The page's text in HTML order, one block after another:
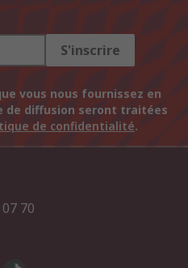
S'inscrire
vous nous fournissez en
de diffusion seront traitées
de confidentialité.
70